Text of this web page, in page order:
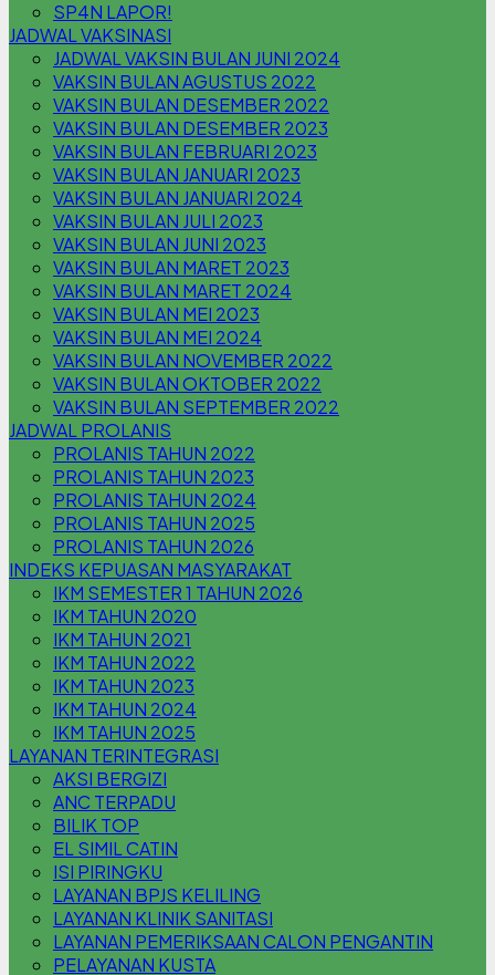
SP4N LAPOR!
JADWAL VAKSINASI
JADWAL VAKSIN BULAN JUNI 2024
VAKSIN BULAN AGUSTUS 2022
VAKSIN BULAN DESEMBER 2022
VAKSIN BULAN DESEMBER 2023
VAKSIN BULAN FEBRUARI 2023
VAKSIN BULAN JANUARI 2023
VAKSIN BULAN JANUARI 2024
VAKSIN BULAN JULI 2023
VAKSIN BULAN JUNI 2023
VAKSIN BULAN MARET 2023
VAKSIN BULAN MARET 2024
VAKSIN BULAN MEI 2023
VAKSIN BULAN MEI 2024
VAKSIN BULAN NOVEMBER 2022
VAKSIN BULAN OKTOBER 2022
VAKSIN BULAN SEPTEMBER 2022
JADWAL PROLANIS
PROLANIS TAHUN 2022
PROLANIS TAHUN 2023
PROLANIS TAHUN 2024
PROLANIS TAHUN 2025
PROLANIS TAHUN 2026
INDEKS KEPUASAN MASYARAKAT
IKM SEMESTER 1 TAHUN 2026
IKM TAHUN 2020
IKM TAHUN 2021
IKM TAHUN 2022
IKM TAHUN 2023
IKM TAHUN 2024
IKM TAHUN 2025
LAYANAN TERINTEGRASI
AKSI BERGIZI
ANC TERPADU
BILIK TOP
EL SIMIL CATIN
ISI PIRINGKU
LAYANAN BPJS KELILING
LAYANAN KLINIK SANITASI
LAYANAN PEMERIKSAAN CALON PENGANTIN
PELAYANAN KUSTA